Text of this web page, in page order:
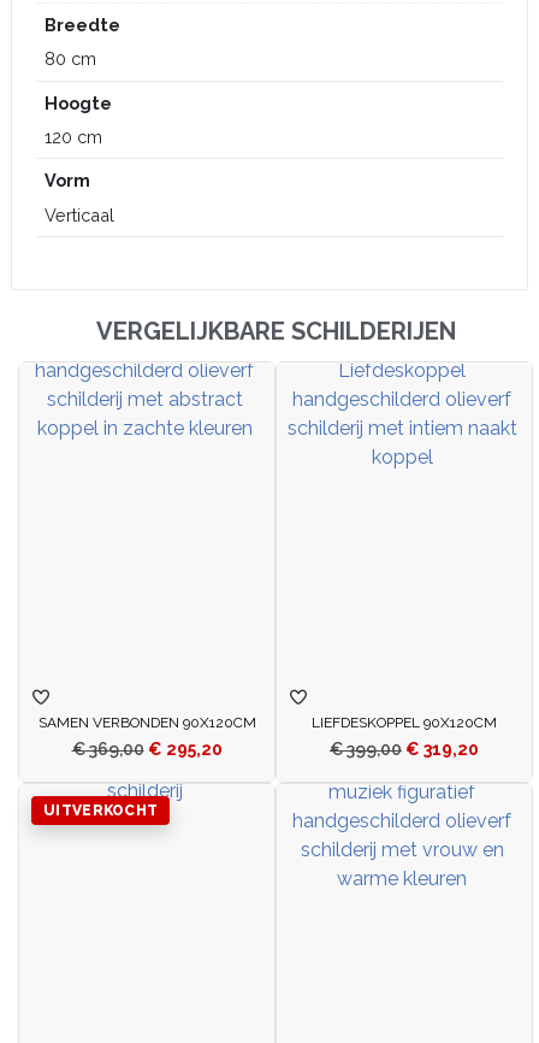
Breedte
80 cm
Hoogte
120 cm
Vorm
Verticaal
VERGELIJKBARE SCHILDERIJEN
SAMEN VERBONDEN 90X120CM
€369,00 € 295,20
LIEFDESKOPPEL 90X120CM
€399,00 € 319,20